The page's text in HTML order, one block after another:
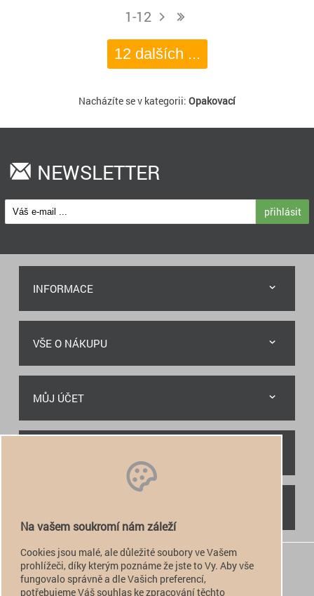
1-12 j n
12 dalších ...
Nacházíte se v kategorii: Opakovací
NEWSLETTER
přihlásit
INFORMACE
VŠE O NÁKUPU
MŮJ ÚČET
 +420 774 949 776
 info@alfatactical.cz
Na vašem soukromí nám záleží
Cookies jsou malé, ale důležité soubory ve Vašem
prohlížeči, díky kterým poznáme že jste to Vy. Aby vše
fungovalo správně a dle Vašich preferencí,
potřebujeme Váš souhlas ke zpracování těchto